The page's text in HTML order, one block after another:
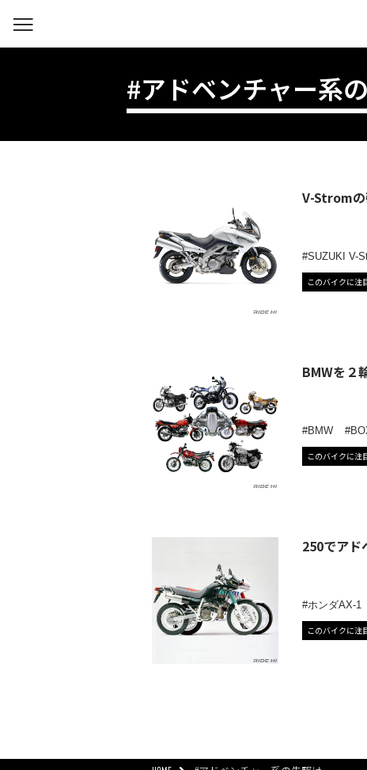
#アドベンチャー系
V-Stromの
SUZUKI V-
このバイクに注
BMWを２
BMW
このバイクに注
250でアド
ホンダAX-1
このバイクに注